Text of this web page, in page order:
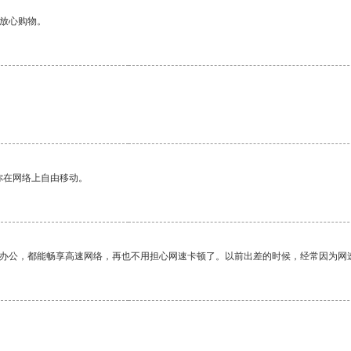
心购物。
网络上自由移动。
，都能畅享高速网络，再也不用担心网速卡顿了。以前出差的时候，经常因为